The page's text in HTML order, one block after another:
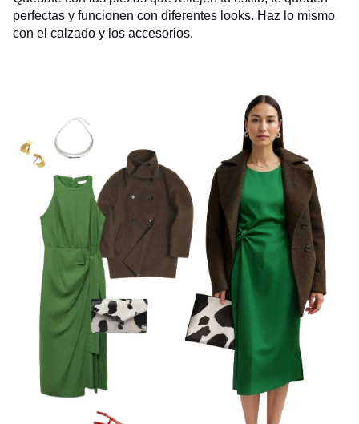
perfectas y funcionen con diferentes looks. Haz lo mismo
con el calzado y los accesorios.